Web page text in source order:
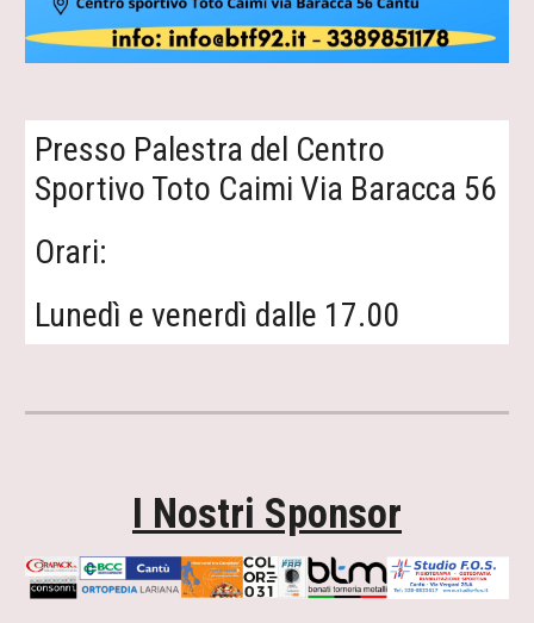
Presso Palestra del Centro
Sportivo Toto Caimi Via Baracca 56
Orari:
Lunedì e venerdì dalle 17.00
I Nostri Sponsor